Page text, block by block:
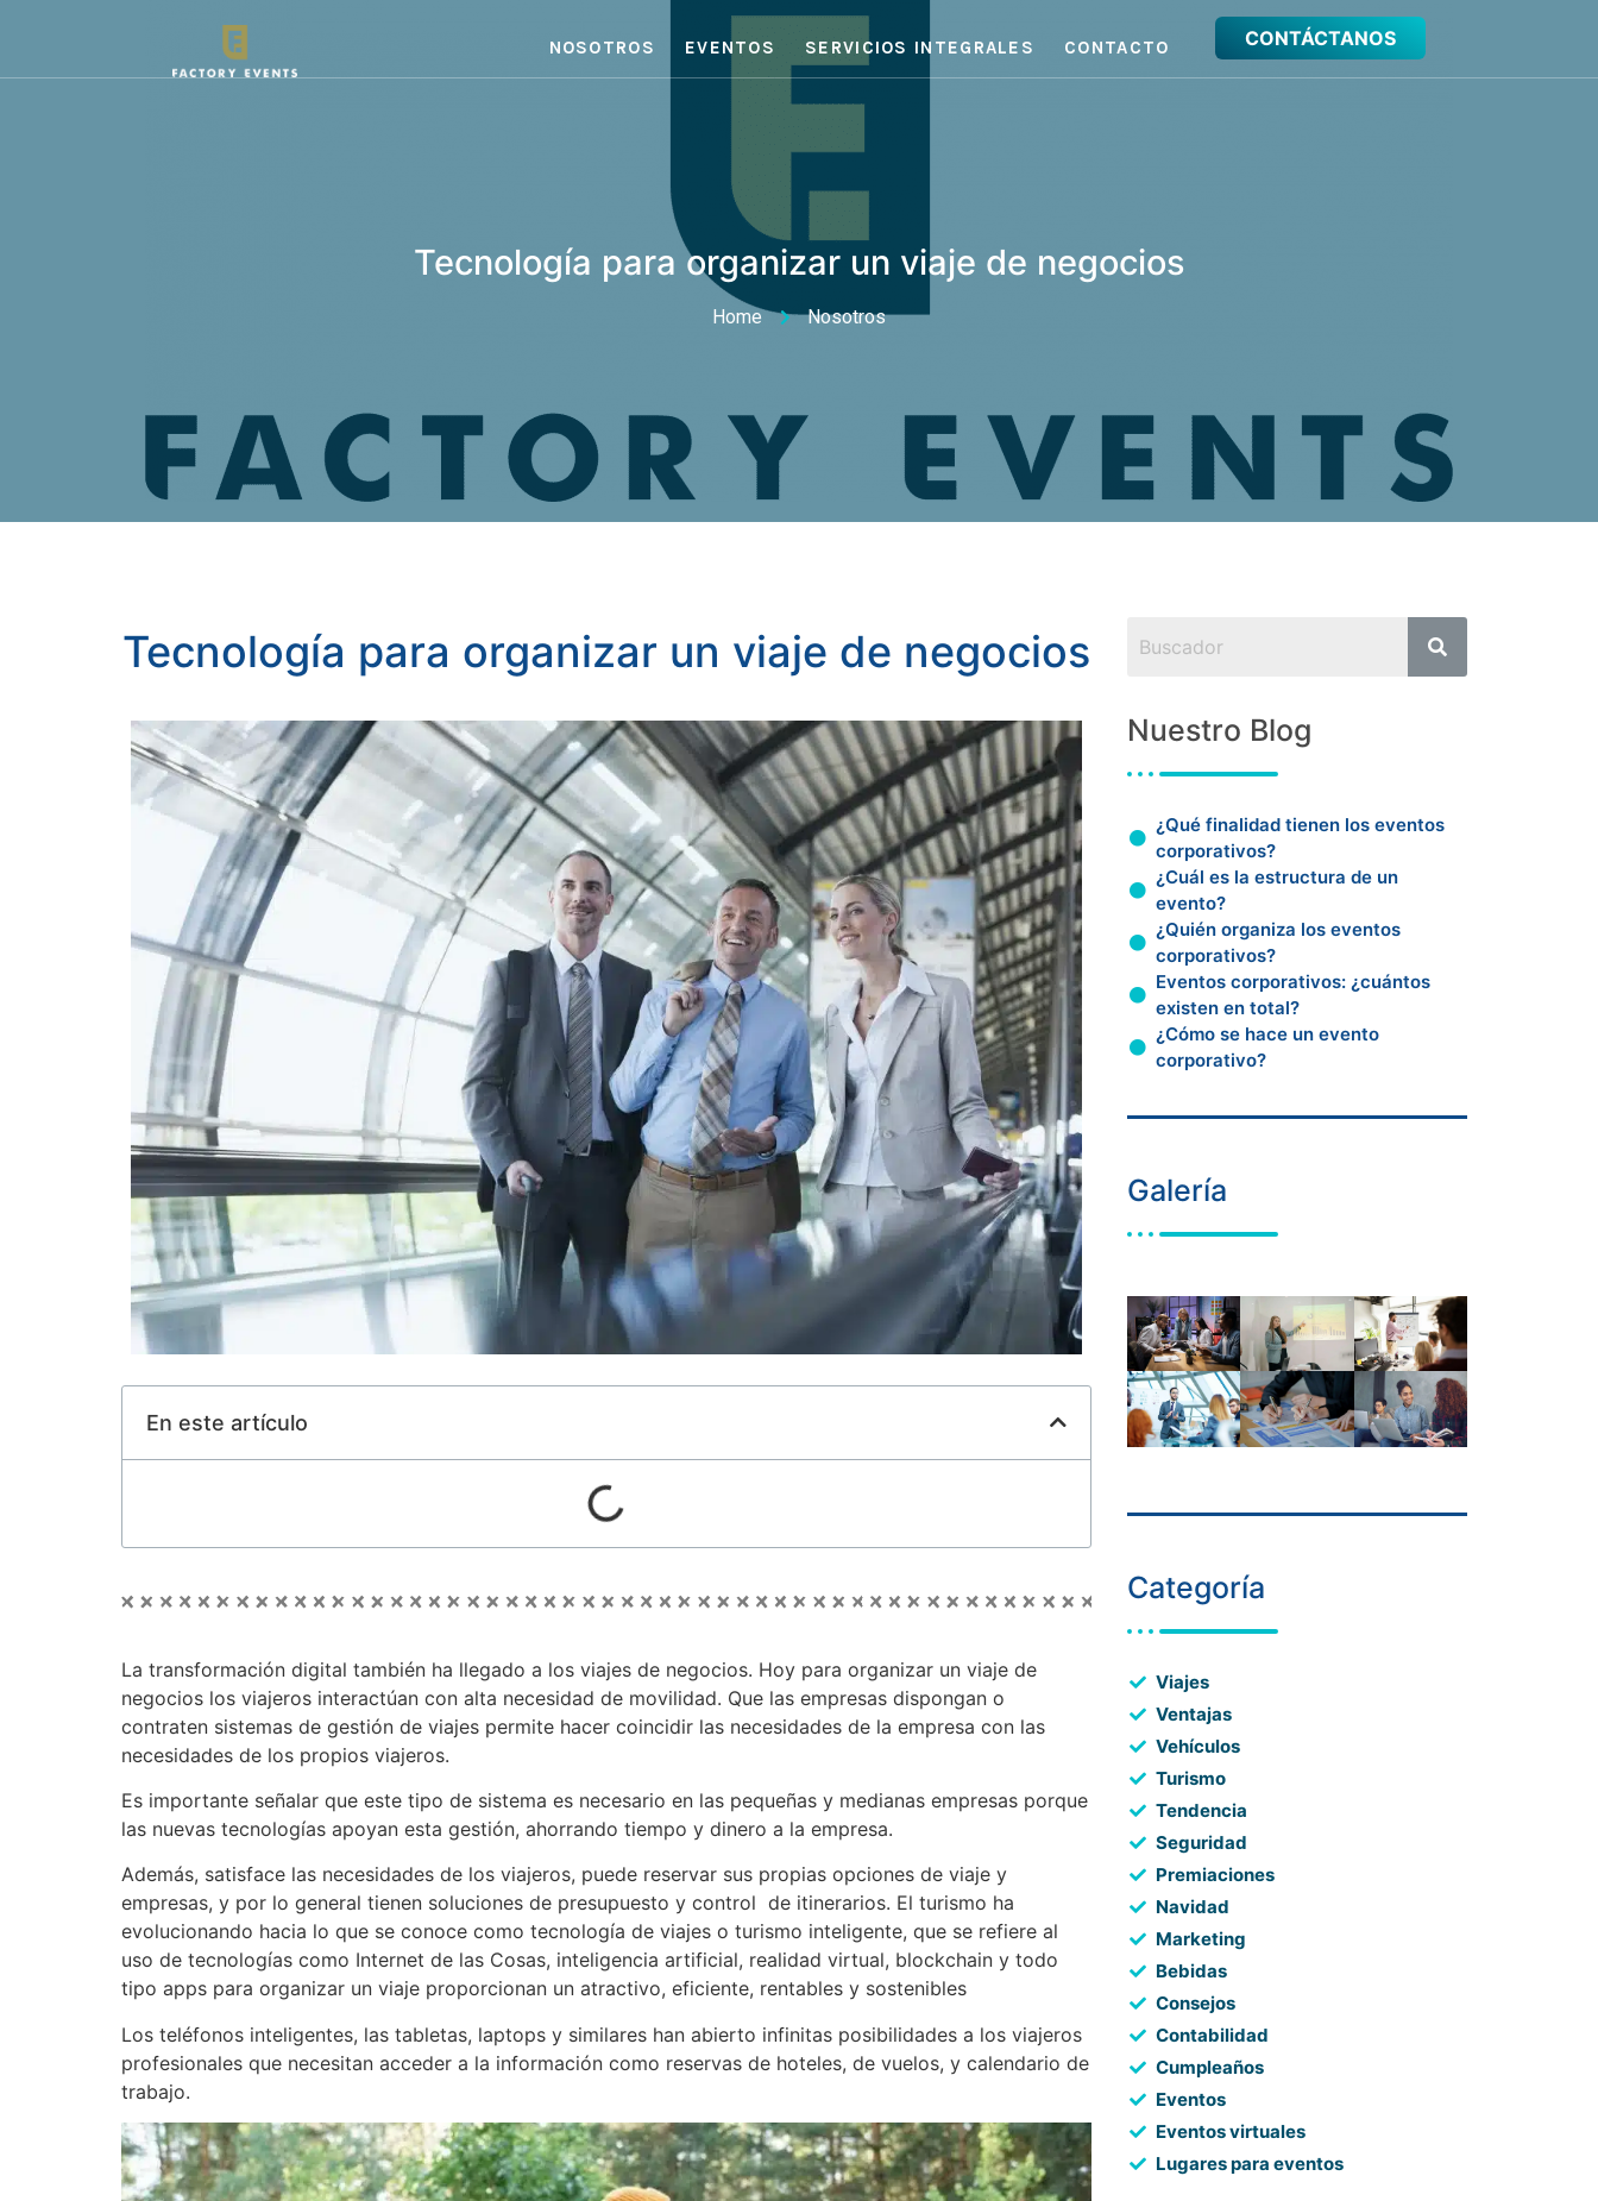
NOSOTROS EVENTOS SERVICIOS INTEGRALES CONTACTO CONTÁCTANOS
Tecnología para organizar un viaje de negocios
Home Nosotros
Tecnología para organizar un viaje de negocios
En este artículo
La transformación digital también ha llegado a los viajes de negocios. Hoy para organizar un viaje de
negocios los viajeros interactúan con alta necesidad de movilidad. Que las empresas dispongan o
contraten sistemas de gestión de viajes permite hacer coincidir las necesidades de la empresa con las
necesidades de los propios viajeros.
Es importante señalar que este tipo de sistema es necesario en las pequeñas y medianas empresas porque
las nuevas tecnologías apoyan esta gestión, ahorrando tiempo y dinero a la empresa.
Además, satisface las necesidades de los viajeros, puede reservar sus propias opciones de viaje y
empresas, y por lo general tienen soluciones de presupuesto y control de itinerarios. El turismo ha
evolucionando hacia lo que se conoce como tecnología de viajes o turismo inteligente, que se refiere al
uso de tecnologías como Internet de las Cosas, inteligencia artificial, realidad virtual, blockchain y todo
tipo apps para organizar un viaje proporcionan un atractivo, eficiente, rentables y sostenibles
Los teléfonos inteligentes, las tabletas, laptops y similares han abierto infinitas posibilidades a los viajeros
profesionales que necesitan acceder a la información como reservas de hoteles, de vuelos, y calendario de
trabajo.
Nuestro Blog
¿Qué finalidad tienen los eventos
corporativos?
¿Cuál es la estructura de un
evento?
¿Quién organiza los eventos
corporativos?
Eventos corporativos: ¿cuántos
existen en total?
¿Cómo se hace un evento
corporativo?
Galería
Categoría
Viajes
Ventajas
Vehículos
Turismo
Tendencia
Seguridad
Premiaciones
Navidad
Marketing
Bebidas
Consejos
Contabilidad
Cumpleaños
Eventos
Eventos virtuales
Lugares para eventos